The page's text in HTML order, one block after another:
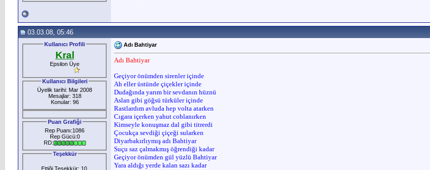
03.03.08, 05:46
Kullanıcı Profili
Kral
Epsilon Üye
Kullanıcı Bilgileri
Üyelik tarihi: Mar 2008
Mesajlar: 318
Konular: 96
Puan Grafiği
Rep Puanı:1086
Rep Gücü:0
RD:
Teşekkür
Ettiği Teşekkür: 10
Adı Bahtiyar
Adı Bahtiyar
Geçiyor önümden sirenler içinde
Ah eller üstünde çiçekler içinde
Dudağında yarım bir sevdanın hüznü
Aslan gibi göğsü türküler içinde
Rastlardım avluda hep volta atarken
Cıgara içerken yahut coblanırken
Kimseyle konuşmaz dal gibi titrerdi
Çocukça sevdiği çiçeği sularken
Diyarbakırlıymış adı Bahtiyar
Suçu saz çalmakmış öğrendiği kadar
Geçiyor önümden gül yüzlü Bahtiyar
Yara aldığı yerde kalan sazı kadar